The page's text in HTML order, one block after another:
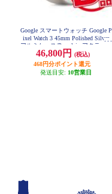
Google スマートウォッチ Google P
ixel Watch 3 45mm Polished Silver
アルミケース/Porcelain アクティブ
バンド Wi-Fiモデル GA05736US
46,800円
(税込)
468円分ポイント還元
発送目安: 10営業日